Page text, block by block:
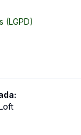
(LGPD)